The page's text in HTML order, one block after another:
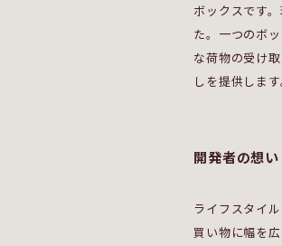
ボックスです
た。一つのボ
な荷物の受け
しを提供しま
開発者の想い
ライフスタイ
買い物に幅を